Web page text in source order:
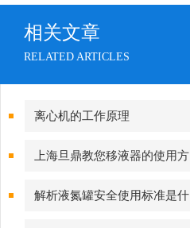
相关文章
RELATED ARTICLES
离心机的工作原理
上海旦鼎教您移液器的使用方
法小妙招
解析液氮罐安全使用标准是什